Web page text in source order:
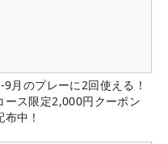
9月のプレーに2回使える！
ース限定2,000円クーポン
布中！